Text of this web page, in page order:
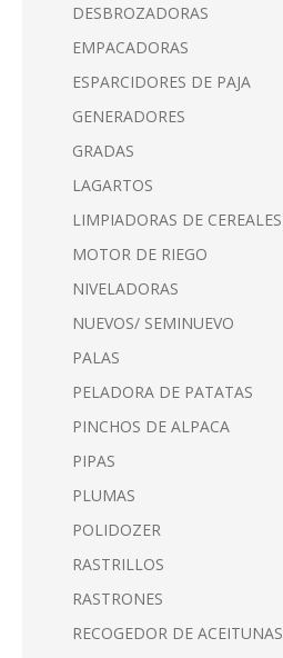
DESBROZADORAS
EMPACADORAS
ESPARCIDORES DE PAJA
GENERADORES
GRADAS
LAGARTOS
LIMPIADORAS DE CEREALES
MOTOR DE RIEGO
NIVELADORAS
NUEVOS/ SEMINUEVO
PALAS
PELADORA DE PATATAS
PINCHOS DE ALPACA
PIPAS
PLUMAS
POLIDOZER
RASTRILLOS
RASTRONES
RECOGEDOR DE ACEITUNAS